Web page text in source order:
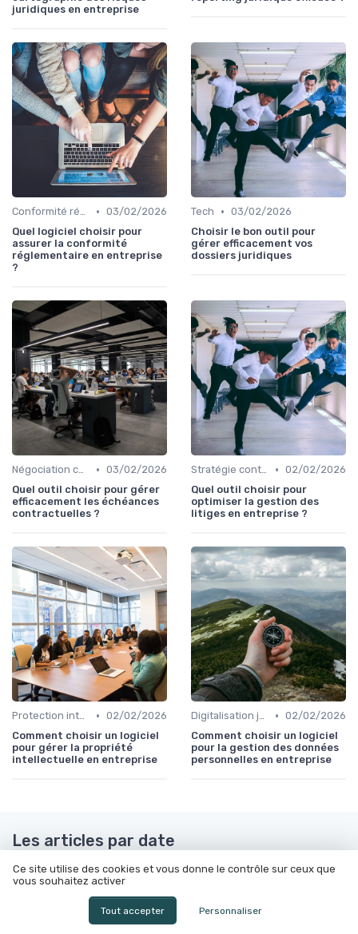
juridiques en entreprise
Conformité réglementaire • 03/02/2026
Quel logiciel choisir pour
assurer la conformité
réglementaire en entreprise
?
Tech • 03/02/2026
Choisir le bon outil pour
gérer efficacement vos
dossiers juridiques
Négociation contrats • 03/02/2026
Quel outil choisir pour gérer
efficacement les échéances
contractuelles ?
Stratégie contentieuse • 02/02/2026
Quel outil choisir pour
optimiser la gestion des
litiges en entreprise ?
Protection intellectuelle • 02/02/2026
Comment choisir un logiciel
pour gérer la propriété
intellectuelle en entreprise
Digitalisation juridique • 02/02/2026
Comment choisir un logiciel
pour la gestion des données
personnelles en entreprise
Les articles par date
Septembre 2023
Octobre 2023
Février 2024
Ce site utilise des cookies et vous donne le contrôle sur ceux que
vous souhaitez activer
Tout accepter Personnaliser